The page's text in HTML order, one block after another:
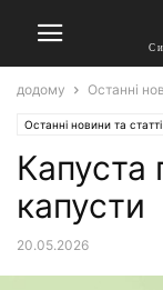
додому Останні
Останні новини та статті
Капуста
капусти
20.05.2026